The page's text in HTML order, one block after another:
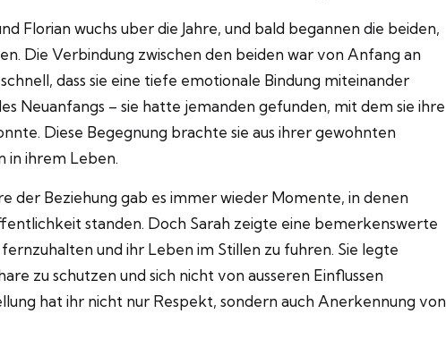
Florian wuchs uber die Jahre, und bald begannen die beiden,
Die Verbindung zwischen den beiden war von Anfang an
dass sie eine tiefe emotionale Bindung miteinander
Neuanfangs – sie hatte jemanden gefunden, mit dem sie ihre
Diese Begegnung brachte sie aus ihrer gewohnten
in ihrem Leben.
der Beziehung gab es immer wieder Momente, in denen
standen. Doch Sarah zeigte eine bemerkenswerte
und ihr Leben im Stillen zu fuhren. Sie legte
zu schutzen und sich nicht von ausseren Einflussen
hat ihr nicht nur Respekt, sondern auch Anerkennung von